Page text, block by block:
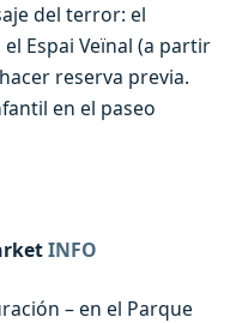
del terror: el
Espai Veïnal (a partir
reserva previa.
en el paseo
INFO
– en el Parque